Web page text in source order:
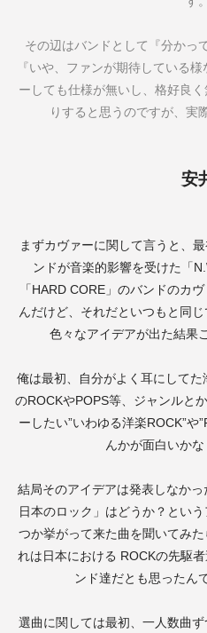
その辺はバンドとして『分かっ
『いや、ファンが期待している
ーしても仕様が無いし、格好良
りすると思うのですが、実
安
まずカヴァーに関して言うと、最
ンドが音楽的影響を受けた「
「HARD CORE」のバンドのカ
んだけど、それだといつもと同
色々なアイデアが出た結果
俺は最初、自分がよく耳にしてた
のROCKやPOPS等、ジャンルと
ーしたい”いわゆる洋楽ROCK”や
んかが面白いかな
結局そのアイデアは発表しなか
日本のロック」はどうか？とい
つか挙がって来た曲を聞いてみ
れは日本における ROCKの先駆
ンド達だとも思ったん
選曲に関しては最初、一人数曲